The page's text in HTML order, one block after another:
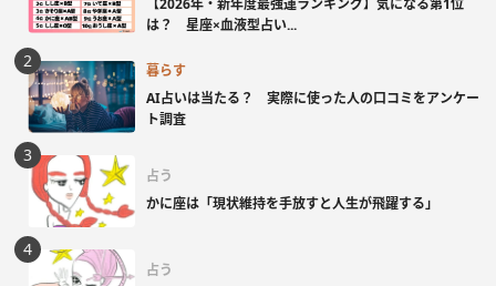
【2026年・新年度最強運ランキング】気になる第1位
は？ 星座×血液型占い...
暮らす
AI占いは当たる？ 実際に使った人の口コミをアンケー
ト調査
占う
かに座は「現状維持を手放すと人生が飛躍する」
占う